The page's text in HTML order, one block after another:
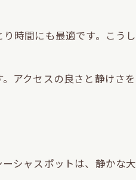
時間にも最適です。こうし
アクセスの良さと静けさを
シャスポットは、静かな大